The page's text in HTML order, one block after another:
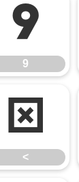
9
9
<
<